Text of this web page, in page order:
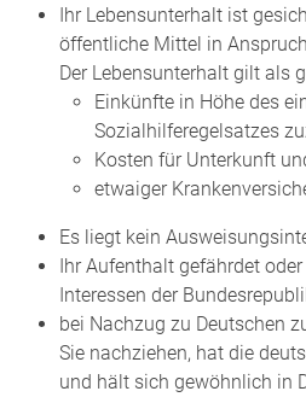
Ihr Lebensunterhalt ist
öffentliche Mittel in
Der Lebensunterhalt gilt als
Einkünfte in Höhe des
Sozialhilferegelsatzes
Kosten für Unterkunft
etwaiger
Es liegt kein
Ihr Aufenthalt gefährdet
Interessen der
bei Nachzug zu Deutschen
Sie nachziehen, hat die
und hält sich gewöhnlich in